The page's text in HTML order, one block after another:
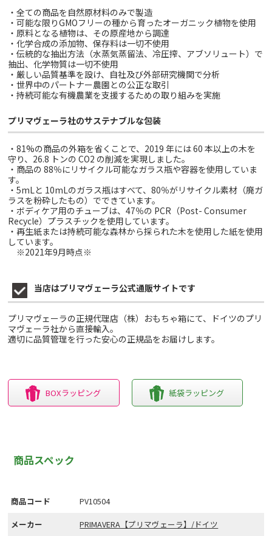
・全ての商品を自然原材料のみで製造
・可能な限りGMOフリーの種から育ったオーガニック植物を使用
・原料となる植物は、その原産地から調達
・化学合成の添加物、保存料は一切不使用
・伝統的な抽出方法（水蒸気蒸留法、冷圧搾、アブソリュート）で
抽出、化学物質は一切不使用
・厳しい品質基準を設け、自社及び外部研究機関で分析
・世界中のパートナー農園との公正な取引
・持続可能な有機農業を支援するための取り組みを実施
プリマヴェーラ社のサステナブルな包装
・81%の商品の外箱を省くことで、2019 年には 60 本以上の木を
守り、26.8 トンの CO2 の削減を実現しました。
・商品の 88％にリサイクル可能なガラス瓶や容器を使用していま
す。
・5mLと 10mLのガラス瓶はすべて、80％がリサイクル素材（廃ガ
ラスを粉砕したもの）でできています。
・ボディケア用のチューブは、47％の PCR（Post- Consumer
Recycle）プラスチックを使用しています。
・再生紙または持続可能な森林から採られた木を使用した紙を使用
しています。
※2021年9月時点※
当店はプリマヴェーラ公式通販サイトです
プリマヴェーラの正規代理店（株）おもちゃ箱にて、ドイツのプリ
マヴェーラ社から直接輸入。
適切に品質管理を行った安心の正規品をお届けします。
BOXラッピング 紙袋ラッピング
商品スペック
商品コード
PV10504
メーカー
PRIMAVERA【プリマヴェーラ】/ドイツ